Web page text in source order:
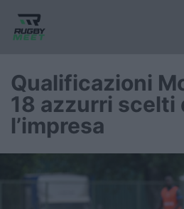
Nazionale
Nazionali giovanili
Qualificazioni
18 azzurri scelti
l’impresa